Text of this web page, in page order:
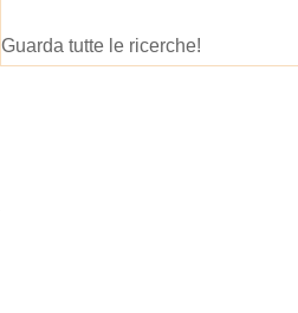
Guarda tutte le ricerche!